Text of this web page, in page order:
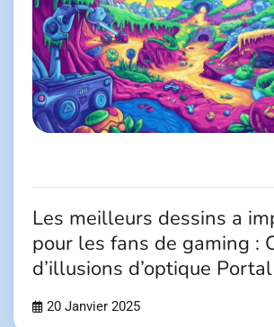
Les meilleurs dessins a
pour les fans de gaming :
d’illusions d’optique Portal
20 Janvier 2025